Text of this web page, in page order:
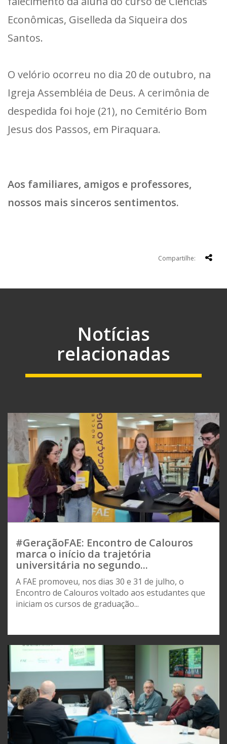
Econômicas, Giselleda da Siqueira dos
Santos.
O velório ocorreu no dia 20 de outubro, na
Igreja Assembléia de Deus. A cerimônia de
despedida foi hoje (21), no Cemitério Bom
Jesus dos Passos, em Piraquara.
Aos familiares, amigos e professores,
nossos mais sinceros sentimentos.
Compartilhe:
Notícias
relacionadas
#GeraçãoFAE: Encontro de Calouros
marca o início da trajetória
universitária no segundo...
A FAE promoveu, nos dias 30 e 31 de julho, o
Encontro de Calouros voltado aos estudantes que
iniciam os cursos de graduação...